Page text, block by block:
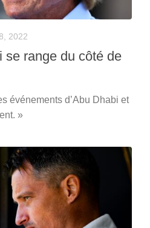
2022
se range du côté de
événements d’Abu Dhabi et
»